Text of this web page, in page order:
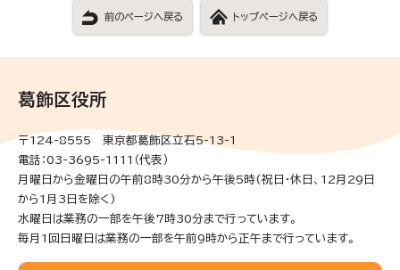
前のページへ戻る トップページへ戻る
葛飾区役所
〒124-8555 東京都葛飾区立石5-13-1
電話：03-3695-1111（代表）
月曜日から金曜日の午前8時30分から午後5時(祝日・休日、12月29日
から1月3日を除く)
水曜日は業務の一部を午後7時30分まで行っています。
毎月1回日曜日は業務の一部を午前9時から正午まで行っています。